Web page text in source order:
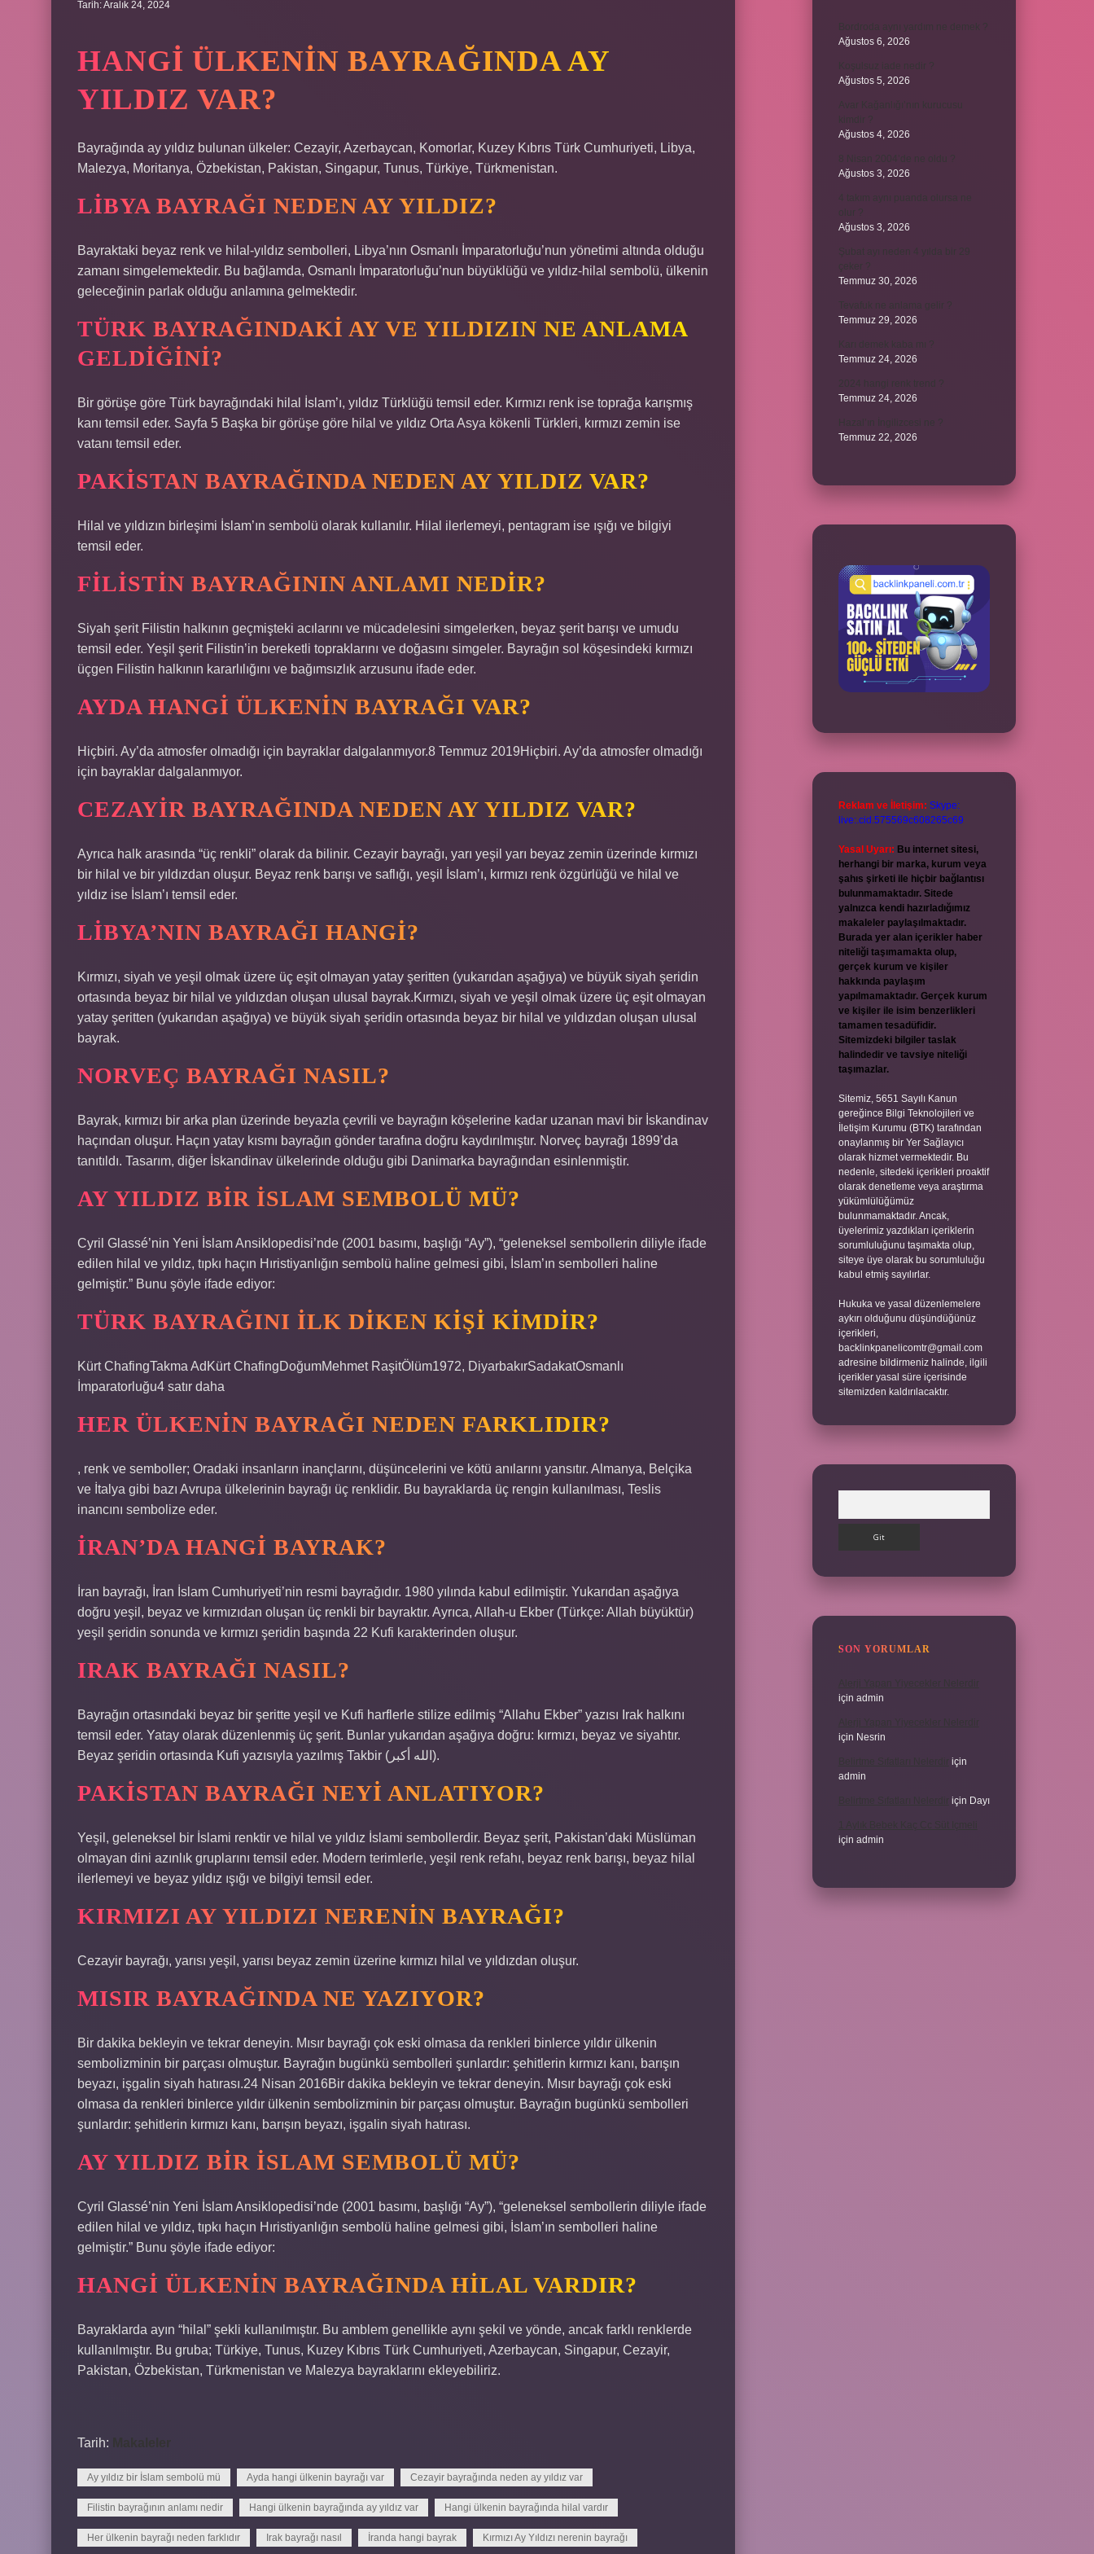
Tarih: Aralık 24, 2024
HANGI ÜLKENIN BAYRAĞINDA AY
YILDIZ VAR?
Bayrağında ay yıldız bulunan ülkeler: Cezayir, Azerbaycan, Komorlar, Kuzey Kıbrıs Türk Cumhuriyeti, Libya,
Malezya, Moritanya, Özbekistan, Pakistan, Singapur, Tunus, Türkiye, Türkmenistan.
LIBYA BAYRAĞI NEDEN AY YILDIZ?
Bayraktaki beyaz renk ve hilal-yıldız sembolleri, Libya’nın Osmanlı İmparatorluğu’nun yönetimi altında olduğu
zamanı simgelemektedir. Bu bağlamda, Osmanlı İmparatorluğu’nun büyüklüğü ve yıldız-hilal sembolü, ülkenin
geleceğinin parlak olduğu anlamına gelmektedir.
TÜRK BAYRAĞINDAKI AY VE YILDIZIN NE ANLAMA
GELDIĞINI?
Bir görüşe göre Türk bayrağındaki hilal İslam’ı, yıldız Türklüğü temsil eder. Kırmızı renk ise toprağa karışmış
kanı temsil eder. Sayfa 5 Başka bir görüşe göre hilal ve yıldız Orta Asya kökenli Türkleri, kırmızı zemin ise
vatanı temsil eder.
PAKISTAN BAYRAĞINDA NEDEN AY YILDIZ VAR?
Hilal ve yıldızın birleşimi İslam’ın sembolü olarak kullanılır. Hilal ilerlemeyi, pentagram ise ışığı ve bilgiyi
temsil eder.
FILISTIN BAYRAĞININ ANLAMI NEDIR?
Siyah şerit Filistin halkının geçmişteki acılarını ve mücadelesini simgelerken, beyaz şerit barışı ve umudu
temsil eder. Yeşil şerit Filistin’in bereketli topraklarını ve doğasını simgeler. Bayrağın sol köşesindeki kırmızı
üçgen Filistin halkının kararlılığını ve bağımsızlık arzusunu ifade eder.
AYDA HANGI ÜLKENIN BAYRAĞI VAR?
Hiçbiri. Ay’da atmosfer olmadığı için bayraklar dalgalanmıyor.8 Temmuz 2019Hiçbiri. Ay’da atmosfer olmadığı
için bayraklar dalgalanmıyor.
CEZAYIR BAYRAĞINDA NEDEN AY YILDIZ VAR?
Ayrıca halk arasında “üç renkli” olarak da bilinir. Cezayir bayrağı, yarı yeşil yarı beyaz zemin üzerinde kırmızı
bir hilal ve bir yıldızdan oluşur. Beyaz renk barışı ve saflığı, yeşil İslam’ı, kırmızı renk özgürlüğü ve hilal ve
yıldız ise İslam’ı temsil eder.
LIBYA’NIN BAYRAĞI HANGI?
Kırmızı, siyah ve yeşil olmak üzere üç eşit olmayan yatay şeritten (yukarıdan aşağıya) ve büyük siyah şeridin
ortasında beyaz bir hilal ve yıldızdan oluşan ulusal bayrak.Kırmızı, siyah ve yeşil olmak üzere üç eşit olmayan
yatay şeritten (yukarıdan aşağıya) ve büyük siyah şeridin ortasında beyaz bir hilal ve yıldızdan oluşan ulusal
bayrak.
NORVEÇ BAYRAĞI NASIL?
Bayrak, kırmızı bir arka plan üzerinde beyazla çevrili ve bayrağın köşelerine kadar uzanan mavi bir İskandinav
haçından oluşur. Haçın yatay kısmı bayrağın gönder tarafına doğru kaydırılmıştır. Norveç bayrağı 1899’da
tanıtıldı. Tasarım, diğer İskandinav ülkelerinde olduğu gibi Danimarka bayrağından esinlenmiştir.
AY YILDIZ BIR İSLAM SEMBOLÜ MÜ?
Cyril Glassé’nin Yeni İslam Ansiklopedisi’nde (2001 basımı, başlığı “Ay”), “geleneksel sembollerin diliyle ifade
edilen hilal ve yıldız, tıpkı haçın Hıristiyanlığın sembolü haline gelmesi gibi, İslam’ın sembolleri haline
gelmiştir.” Bunu şöyle ifade ediyor:
TÜRK BAYRAĞINI ILK DIKEN KIŞI KIMDIR?
Kürt ChafingTakma AdKürt ChafingDoğumMehmet RaşitÖlüm1972, DiyarbakırSadakatOsmanlı
İmparatorluğu4 satır daha
HER ÜLKENIN BAYRAĞI NEDEN FARKLIDIR?
, renk ve semboller; Oradaki insanların inançlarını, düşüncelerini ve kötü anılarını yansıtır. Almanya, Belçika
ve İtalya gibi bazı Avrupa ülkelerinin bayrağı üç renklidir. Bu bayraklarda üç rengin kullanılması, Teslis
inancını sembolize eder.
İRAN’DA HANGI BAYRAK?
İran bayrağı, İran İslam Cumhuriyeti’nin resmi bayrağıdır. 1980 yılında kabul edilmiştir. Yukarıdan aşağıya
doğru yeşil, beyaz ve kırmızıdan oluşan üç renkli bir bayraktır. Ayrıca, Allah-u Ekber (Türkçe: Allah büyüktür)
yeşil şeridin sonunda ve kırmızı şeridin başında 22 Kufi karakterinden oluşur.
IRAK BAYRAĞI NASIL?
Bayrağın ortasındaki beyaz bir şeritte yeşil ve Kufi harflerle stilize edilmiş “Allahu Ekber” yazısı Irak halkını
temsil eder. Yatay olarak düzenlenmiş üç şerit. Bunlar yukarıdan aşağıya doğru: kırmızı, beyaz ve siyahtır.
Beyaz şeridin ortasında Kufi yazısıyla yazılmış Takbir (الله أكبر).
PAKISTAN BAYRAĞI NEYI ANLATIYOR?
Yeşil, geleneksel bir İslami renktir ve hilal ve yıldız İslami sembollerdir. Beyaz şerit, Pakistan’daki Müslüman
olmayan dini azınlık gruplarını temsil eder. Modern terimlerle, yeşil renk refahı, beyaz renk barışı, beyaz hilal
ilerlemeyi ve beyaz yıldız ışığı ve bilgiyi temsil eder.
KIRMIZI AY YILDIZI NERENIN BAYRAĞI?
Cezayir bayrağı, yarısı yeşil, yarısı beyaz zemin üzerine kırmızı hilal ve yıldızdan oluşur.
MISIR BAYRAĞINDA NE YAZIYOR?
Bir dakika bekleyin ve tekrar deneyin. Mısır bayrağı çok eski olmasa da renkleri binlerce yıldır ülkenin
sembolizminin bir parçası olmuştur. Bayrağın bugünkü sembolleri şunlardır: şehitlerin kırmızı kanı, barışın
beyazı, işgalin siyah hatırası.24 Nisan 2016Bir dakika bekleyin ve tekrar deneyin. Mısır bayrağı çok eski
olmasa da renkleri binlerce yıldır ülkenin sembolizminin bir parçası olmuştur. Bayrağın bugünkü sembolleri
şunlardır: şehitlerin kırmızı kanı, barışın beyazı, işgalin siyah hatırası.
AY YILDIZ BIR İSLAM SEMBOLÜ MÜ?
Cyril Glassé’nin Yeni İslam Ansiklopedisi’nde (2001 basımı, başlığı “Ay”), “geleneksel sembollerin diliyle ifade
edilen hilal ve yıldız, tıpkı haçın Hıristiyanlığın sembolü haline gelmesi gibi, İslam’ın sembolleri haline
gelmiştir.” Bunu şöyle ifade ediyor:
HANGI ÜLKENIN BAYRAĞINDA HILAL VARDIR?
Bayraklarda ayın “hilal” şekli kullanılmıştır. Bu amblem genellikle aynı şekil ve yönde, ancak farklı renklerde
kullanılmıştır. Bu gruba; Türkiye, Tunus, Kuzey Kıbrıs Türk Cumhuriyeti, Azerbaycan, Singapur, Cezayir,
Pakistan, Özbekistan, Türkmenistan ve Malezya bayraklarını ekleyebiliriz.
Tarih: Makaleler
Ay yıldız bir İslam sembolü mü Ayda hangi ülkenin bayrağı var Cezayir bayrağında neden ay yıldız var
Filistin bayrağının anlamı nedir Hangi ülkenin bayrağında ay yıldız var Hangi ülkenin bayrağında hilal vardır
Her ülkenin bayrağı neden farklıdır Irak bayrağı nasıl İranda hangi bayrak Kırmızı Ay Yıldızı nerenin bayrağı
Bordroda aynı yardım ne demek ?
Ağustos 6, 2026
Koşulsuz iade nedir ?
Ağustos 5, 2026
Avar Kağanlığı’nın kurucusu
Ağustos 4, 2026
8 Nisan 2004’de ne oldu ?
Ağustos 3, 2026
4 takım aynı puanda olursa ne
Ağustos 3, 2026
Şubat ayı neden 4 yılda bir 29
Temmuz 30, 2026
Temmuz 29, 2026
Karı demek kaba mı ?
Temmuz 24, 2026
Temmuz 24, 2026
Temmuz 22, 2026
Reklam ve İletişim: Skype:
live:.cid.575569c608265c69
Yasal Uyarı: Bu internet sitesi,
herhangi bir marka, kurum veya
şahıs şirketi ile hiçbir bağlantısı
bulunmamaktadır. Sitede
yalnızca kendi hazırladığımız
makaleler paylaşılmaktadır.
Burada yer alan içerikler haber
niteliği taşımamakta olup,
gerçek kurum ve kişiler
hakkında paylaşım
yapılmamaktadır. Gerçek kurum
ve kişiler ile isim benzerlikleri
tamamen tesadüfidir.
Sitemizdeki bilgiler taslak
halindedir ve tavsiye niteliği
taşımazlar.
Sitemiz, 5651 Sayılı Kanun
gereğince Bilgi Teknolojileri ve
İletişim Kurumu (BTK) tarafından
onaylanmış bir Yer Sağlayıcı
olarak hizmet vermektedir. Bu
nedenle, sitedeki içerikleri proaktif
olarak denetleme veya araştırma
yükümlülüğümüz
bulunmamaktadır. Ancak,
üyelerimiz yazdıkları içeriklerin
sorumluluğunu taşımakta olup,
siteye üye olarak bu sorumluluğu
kabul etmiş sayılırlar.
Hukuka ve yasal düzenlemelere
aykırı olduğunu düşündüğünüz
içerikleri,
backlinkpanelicomtr@gmail.com
adresine bildirmeniz halinde, ilgili
içerikler yasal süre içerisinde
sitemizden kaldırılacaktır.
SON YORUMLAR
için admin
için Nesrin
için
admin
için Dayı
için admin